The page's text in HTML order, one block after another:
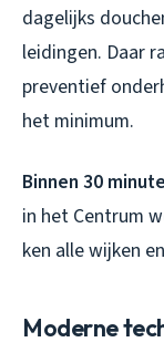
dagelijks
leidingen. Daar
preventief
het minimum.
Binnen 30
in het Centrum
ken alle wijken
Moderne